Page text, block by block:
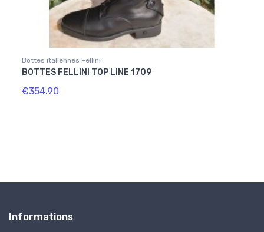
Bottes italiennes Fellini
BOTTES FELLINI TOP LINE 1709
€354.90
Informations